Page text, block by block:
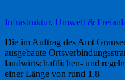
Infrastruktur, Umwelt &
Die im Auftrag des Amt
ausgebaute
landwirtschaftlichen- und
einer Länge von rund 1,8